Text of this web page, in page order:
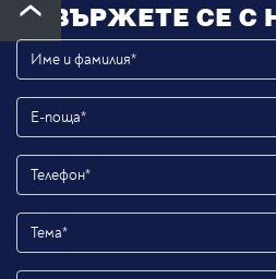
СВЪРЖЕТЕ СЕ С